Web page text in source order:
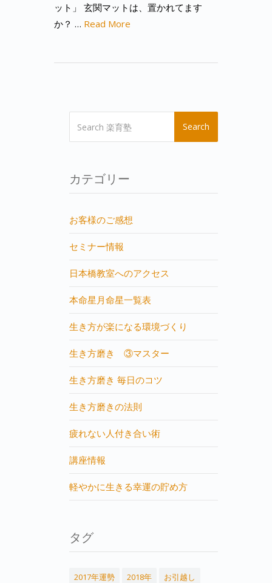
ット」 玄関マットは、置かれてます
か？ … Read More
Search
カテゴリー
お客様のご感想
セミナー情報
日本橋教室へのアクセス
本命星月命星一覧表
生き方が楽になる環境づくり
生き方磨き ③マスター
生き方磨き 毎日のコツ
生き方磨きの法則
疲れない人付き合い術
講座情報
軽やかに生きる幸運の貯め方
タグ
2017年運勢 2018年
お引越し